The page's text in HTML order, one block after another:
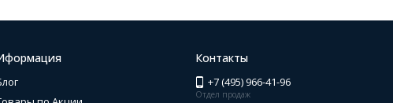
Контакты
+7 (495) 966-41-96
Отдел продаж